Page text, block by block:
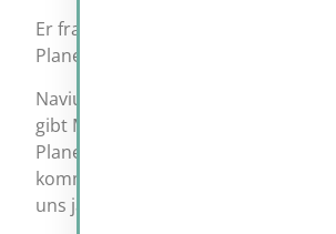
Er fragte Navius: “Wie viele
Planeten gibt es eigentlich im
Navius lächelte und rechnete einen
gibt Millarden von Datenpaketen
Planeten im Internet-Universum.
kommen immer wieder neue dazu.
uns ja auch die Adressen